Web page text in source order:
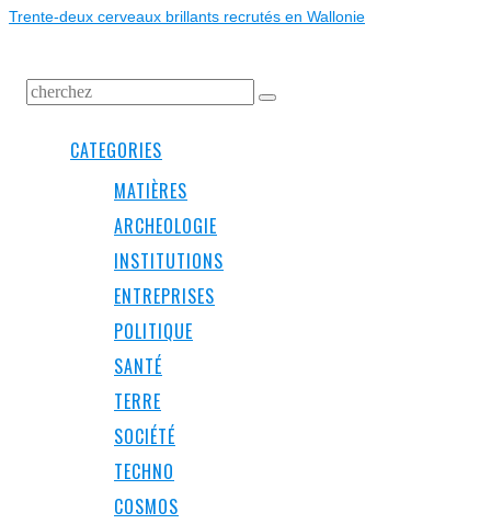
Trente-deux cerveaux brillants recrutés en Wallonie
CATEGORIES
MATIÈRES
ARCHEOLOGIE
INSTITUTIONS
ENTREPRISES
POLITIQUE
SANTÉ
TERRE
SOCIÉTÉ
TECHNO
COSMOS